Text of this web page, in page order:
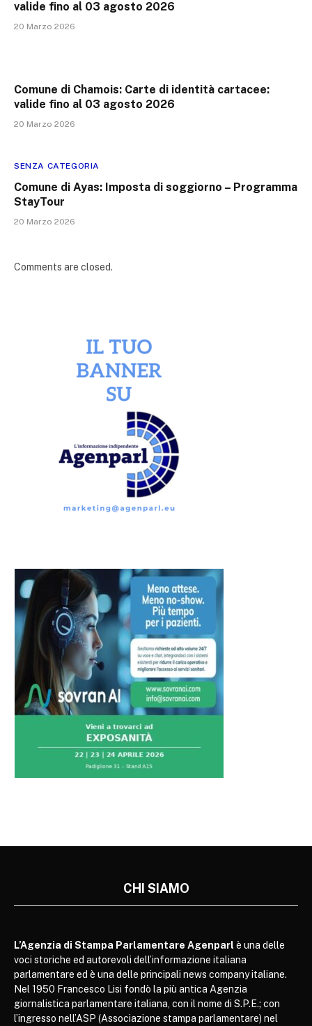
valide fino al 03 agosto 2026
20 Marzo 2026
Comune di Chamois: Carte di identità cartacee:
valide fino al 03 agosto 2026
20 Marzo 2026
SENZA CATEGORIA
Comune di Ayas: Imposta di soggiorno – Programma
StayTour
20 Marzo 2026
Comments are closed.
CHI SIAMO
L’Agenzia di Stampa Parlamentare Agenparl è una delle
voci storiche ed autorevoli dell’informazione italiana
parlamentare ed è una delle principali news company italiane.
Nel 1950 Francesco Lisi fondò la più antica Agenzia
giornalistica parlamentare italiana, con il nome di S.P.E.; con
l’ingresso nell’ASP (Associazione stampa parlamentare) nel